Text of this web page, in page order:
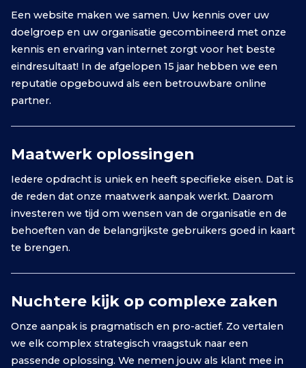
Een website maken we samen. Uw kennis over uw
doelgroep en uw organisatie gecombineerd met onze
kennis en ervaring van internet zorgt voor het beste
eindresultaat! In de afgelopen 15 jaar hebben we een
reputatie opgebouwd als een betrouwbare online
partner.
Maatwerk oplossingen
Iedere opdracht is uniek en heeft specifieke eisen. Dat is
de reden dat onze maatwerk aanpak werkt. Daarom
investeren we tijd om wensen van de organisatie en de
behoeften van de belangrijkste gebruikers goed in kaart
te brengen.
Nuchtere kijk op complexe zaken
Onze aanpak is pragmatisch en pro-actief. Zo vertalen
we elk complex strategisch vraagstuk naar een
passende oplossing. We nemen jouw als klant mee in